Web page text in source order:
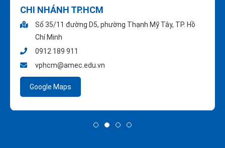
CHI NHÁNH TP.HCM
Số 35/11 đường D5, phường Thạnh Mỹ Tây, TP. Hồ
Chí Minh
0912 189 911
vphcm@amec.edu.vn
Google Maps